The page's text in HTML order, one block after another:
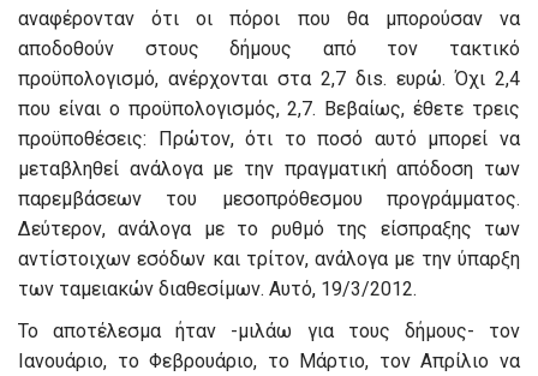
αναφέρονταν ότι οι πόροι που θα μπορούσαν να
αποδοθούν στους δήμους από τον τακτικό
προϋπολογισμό, ανέρχονται στα 2,7 διs. ευρώ. Όχι 2,4
που είναι ο προϋπολογισμός, 2,7. Βεβαίως, έθετε τρεις
προϋποθέσεις: Πρώτον, ότι το ποσό αυτό μπορεί να
μεταβληθεί ανάλογα με την πραγματική απόδοση των
παρεμβάσεων του μεσοπρόθεσμου προγράμματος.
Δεύτερον, ανάλογα με το ρυθμό της είσπραξης των
αντίστοιχων εσόδων και τρίτον, ανάλογα με την ύπαρξη
των ταμειακών διαθεσίμων. Αυτό, 19/3/2012.
Το αποτέλεσμα ήταν -μιλάω για τους δήμους- τον
Ιανουάριο, το Φεβρουάριο, το Μάρτιο, τον Απρίλιο να